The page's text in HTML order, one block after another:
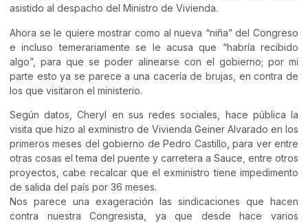
asistido al despacho del Ministro de Vivienda.
Ahora se le quiere mostrar como al nueva “niña” del Congreso
e incluso temerariamente se le acusa que “habría recibido
algo”, para que se poder alinearse con el gobierno; por mi
parte esto ya se parece a una cacería de brujas, en contra de
los que visitaron el ministerio.
Según datos, Cheryl en sus redes sociales, hace pública la
visita que hizo al exministro de Vivienda Geiner Alvarado en los
primeros meses del gobierno de Pedro Castillo, para ver entre
otras cosas el tema del puente y carretera a Sauce, entre otros
proyectos, cabe recalcar que el exministro tiene impedimento
de salida del país por 36 meses.
Nos parece una exageración las sindicaciones que hacen
contra nuestra Congresista, ya que desde hace varios